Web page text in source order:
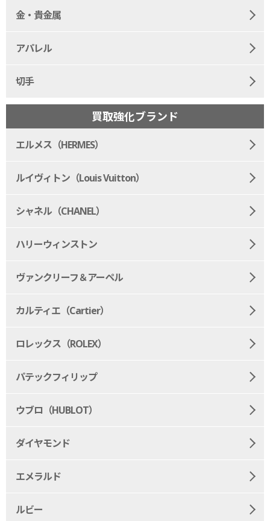
金・貴金属
アパレル
切手
買取強化ブランド
エルメス（HERMES）
ルイヴィトン（Louis Vuitton）
シャネル（CHANEL）
ハリーウィンストン
ヴァンクリーフ＆アーペル
カルティエ（Cartier）
ロレックス（ROLEX）
パテックフィリップ
ウブロ（HUBLOT）
ダイヤモンド
エメラルド
ルビー